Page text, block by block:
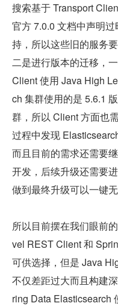
搜索基于 Transport
官方 7.0.0 文档中声明
持，所以这些旧的服务
二是进行版本的迁移，
Client 使用 Java High
ch 集群使用的是 5.6.1
群，所以 Client 方面也
过程中发现
而且目前的需求还需要
开发，后续升级还需要
做到最终升级可以一键无
所以目前摆在我们眼前
vel REST Client 和
可供选择，但是 Java
不仅差距过大而且构建
ring Data Elasticsearch